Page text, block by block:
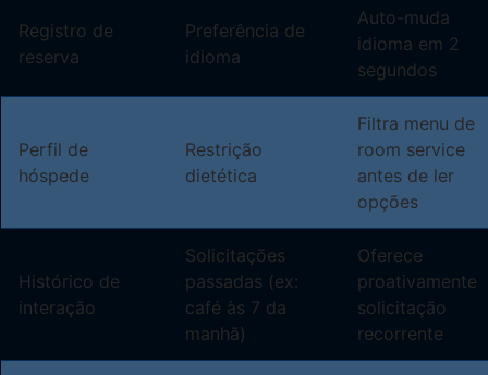
Registro de
reserva
Preferência de
idioma
Auto-muda
idioma em 2
segundos
Perfil de
hóspede
Restrição
dietética
Filtra menu de
room service
antes de ler
opções
Histórico de
interação
Solicitações
passadas (ex:
café às 7 da
manhã)
Oferece
proativamente
solicitação
recorrente